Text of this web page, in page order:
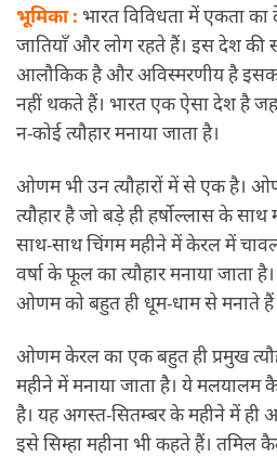
भूमिका : भारत विविधता में एकता
जातियाँ और लोग रहते हैं। इस देश
आलौकिक है और अविस्मरणीय है
नहीं थकते हैं। भारत एक ऐसा देश है
न-कोई त्यौहार मनाया जाता है।
ओणम भी उन त्यौहारों में से एक है।
त्यौहार है जो बड़े ही हर्षोल्लास के
साथ-साथ चिंगम महीने में केरल में
वर्षा के फूल का त्यौहार मनाया जाता
ओणम को बहुत ही धूम-धाम से मनाते
ओणम केरल का एक बहुत ही प्रमुख
महीने में मनाया जाता है। ये मलयालम
है। यह अगस्त-सितम्बर के महीने में ही
इसे सिम्हा महीना भी कहते हैं।